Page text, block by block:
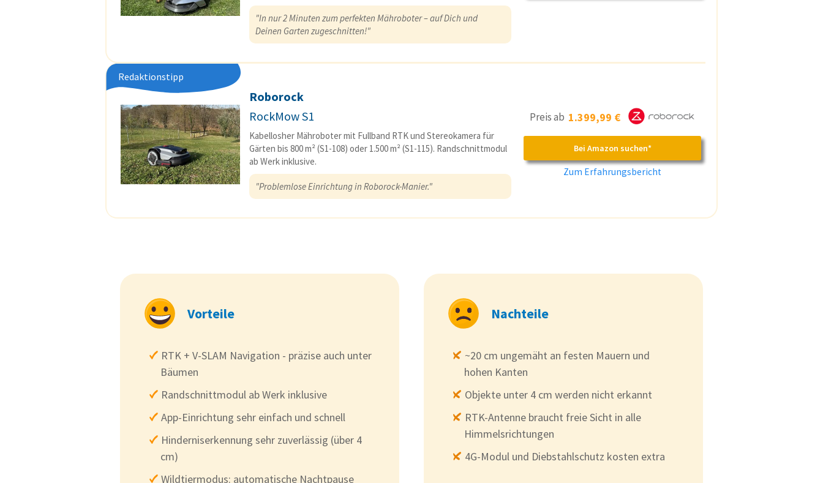
"In nur 2 Minuten zum perfekten Mähroboter – auf Dich und
Deinen Garten zugeschnitten!"
Redaktionstipp
Roborock
RockMow S1
Kabellosher Mähroboter mit Fullband RTK und Stereokamera für
Gärten bis 800 m² (S1-108) oder 1.500 m² (S1-115). Randschnittmodul
ab Werk inklusive.
"Problemlose Einrichtung in Roborock-Manier."
Preis ab 1.399,99 €
Bei Amazon suchen*
Zum Erfahrungsbericht
Vorteile
RTK + V-SLAM Navigation - präzise auch unter
Bäumen
Randschnittmodul ab Werk inklusive
App-Einrichtung sehr einfach und schnell
Hinderniserkennung sehr zuverlässig (über 4
cm)
Wildtiermodus: automatische Nachtpause
Nachteile
~20 cm ungemäht an festen Mauern und
hohen Kanten
Objekte unter 4 cm werden nicht erkannt
RTK-Antenne braucht freie Sicht in alle
Himmelsrichtungen
4G-Modul und Diebstahlschutz kosten extra